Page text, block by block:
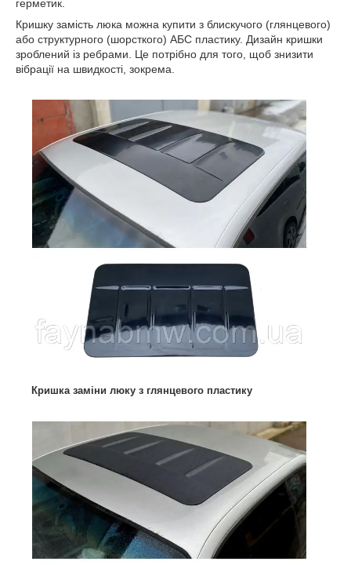
герметик.
Кришку замість люка можна купити з блискучого (глянцевого)
або структурного (шорсткого) АБС пластику. Дизайн кришки
зроблений із ребрами. Це потрібно для того, щоб знизити
вібрації на швидкості, зокрема.
Кришка заміни люку з глянцевого пластику